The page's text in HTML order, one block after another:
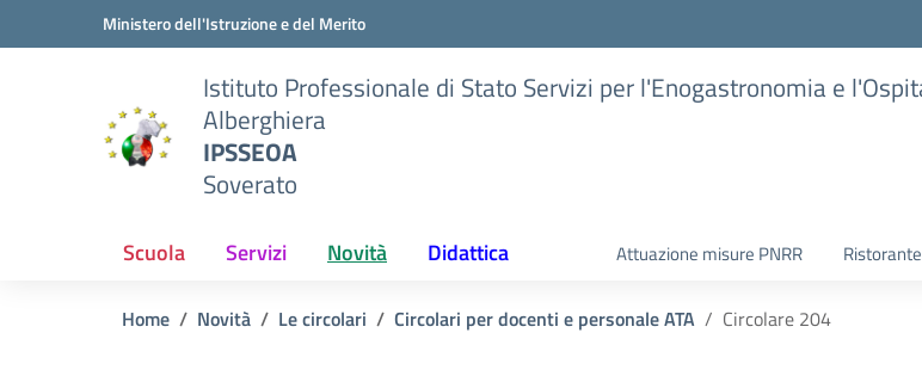
Vai ai contenuti
Vai al menu di navigazioneMinistero dell'Istruzione e del Merito
Istituto Professionale di Stato Servizi per l'Enogastronomia e
Alberghiera
IPSSEOA
Soverato
Scuola Servizi Novità Didattica Attuazione misure PNRR
Home Novità Le circolari Circolari per docenti e personale ATA Circolare 204